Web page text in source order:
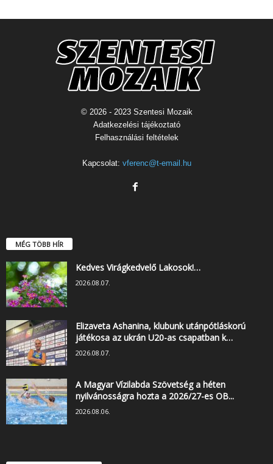
© 2026 - 2023 Szentesi Mozaik
Adatkezelési tájékoztató
Felhasználási feltételek
Kapcsolat: vferenc@t-email.hu
MÉG TÖBB HÍR
Kedves Virágkedvelő Lakosok!…
2026.08.07.
Elizaveta Ashanina, klubunk utánpótláskorú
játékosa az ukrán U20-as csapatban k…
2026.08.07.
A Magyar Vízilabda Szövetség a héten
nyilvánosságra hozta a 2026/27-es OB...
2026.08.06.